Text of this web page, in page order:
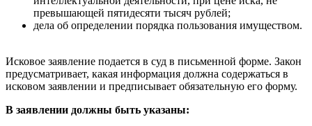
превышающей пятидесяти тысяч рублей;
дела об определении порядка пользования имуществом.
Исковое заявление подается в суд в письменной форме. Закон
предусматривает, какая информация должна содержаться в
исковом заявлении и предписывает обязательную его форму.
В заявлении должны быть указаны: